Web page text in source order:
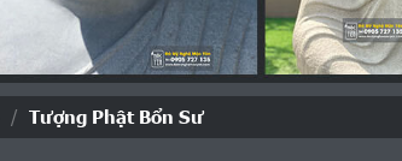
/ Tượng Phật Bổn Sư